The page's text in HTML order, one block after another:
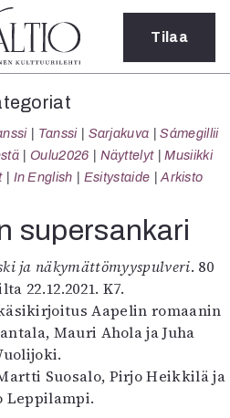
Tanssi
Levyt
Tilaa
Tanssi Sarjakuva
Sámegillii
Oulu2026 Näyttelyt
Musiikki
In English Esitystaide Arkisto
supersankari
ja näkymättömyyspulveri. 80
22.12.2021. K7.
Aapelin romaanin
Mauri Ahola ja Juha
Suosalo, Pirjo Heikkilä ja
Leppilampi.